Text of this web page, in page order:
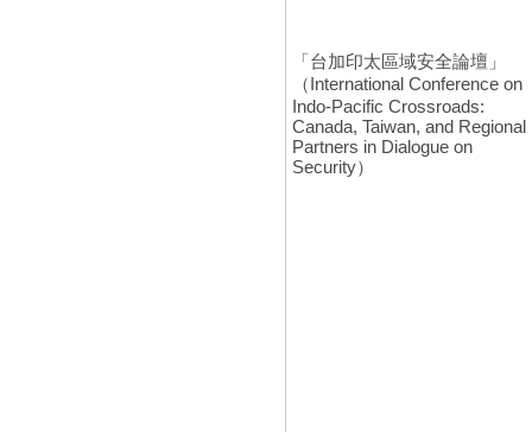
「台加印太區域安全論壇」
（International Conference on
Indo-Pacific Crossroads:
Canada, Taiwan, and Regional
Partners in Dialogue on
Security）